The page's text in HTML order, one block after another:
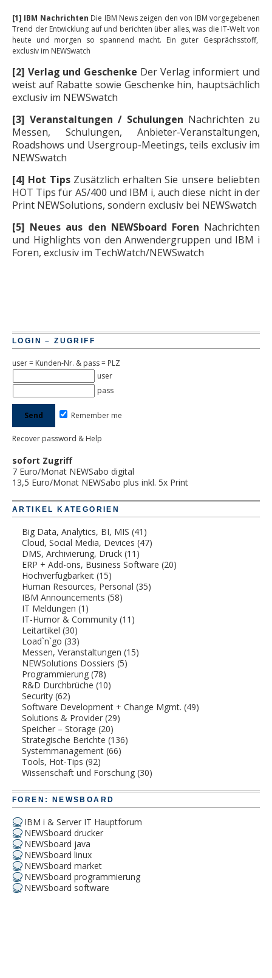
[1] IBM Nachrichten Die IBM News zeigen den von IBM vorgegebenen
Trend der Entwicklung auf und berichten über alles, was die IT-Welt von
heute und morgen so spannend macht. Ein guter Gesprächsstoff,
exclusiv im NEWSwatch
[2] Verlag und Geschenke Der Verlag informiert und
weist auf Rabatte sowie Geschenke hin, hauptsächlich
exclusiv im NEWSwatch
[3] Veranstaltungen / Schulungen Nachrichten zu
Messen, Schulungen, Anbieter-Veranstaltungen,
Roadshows und Usergroup-Meetings, teils exclusiv im
NEWSwatch
[4] Hot TipsZusätzlich erhalten Sie unsere beliebten
HOT Tips für AS/400 und IBM i, auch diese nicht in der
Print NEWSolutions, sondern exclusiv bei NEWSwatch
[5] Neues aus den NEWSboard Foren Nachrichten
und Highlights von den Anwendergruppen und IBM i
Foren, exclusiv im TechWatch/NEWSwatch
LOGIN – ZUGRIFF
user = Kunden-Nr. & pass = PLZ
user
pass
Remember me
Recover password & Help
sofort Zugriff
7 Euro/Monat NEWSabo digital
13,5 Euro/Monat NEWSabo plus inkl. 5x Print
ARTIKEL KATEGORIEN
Big Data, Analytics, BI, MIS (41)
Cloud, Social Media, Devices (47)
DMS, Archivierung, Druck (11)
ERP + Add-ons, Business Software (20)
Hochverfügbarkeit (15)
Human Resources, Personal (35)
IBM Announcements (58)
IT Meldungen (1)
IT-Humor & Community (11)
Leitartikel (30)
Load`n`go (33)
Messen, Veranstaltungen (15)
NEWSolutions Dossiers (5)
Programmierung (78)
R&D Durchbrüche (10)
Security (62)
Software Development + Change Mgmt. (49)
Solutions & Provider (29)
Speicher – Storage (20)
Strategische Berichte (136)
Systemmanagement (66)
Tools, Hot-Tips (92)
Wissenschaft und Forschung (30)
FOREN: NEWSBOARD
IBM i & Server IT Hauptforum
NEWSboard drucker
NEWSboard java
NEWSboard linux
NEWSboard market
NEWSboard programmierung
NEWSboard software